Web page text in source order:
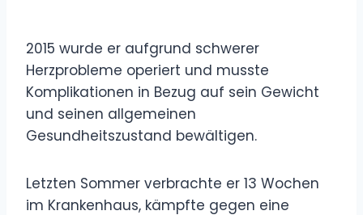
2015 wurde er aufgrund schwerer
Herzprobleme operiert und musste
Komplikationen in Bezug auf sein Gewicht
und seinen allgemeinen
Gesundheitszustand bewältigen.
Letzten Sommer verbrachte er 13 Wochen
im Krankenhaus, kämpfte gegen eine